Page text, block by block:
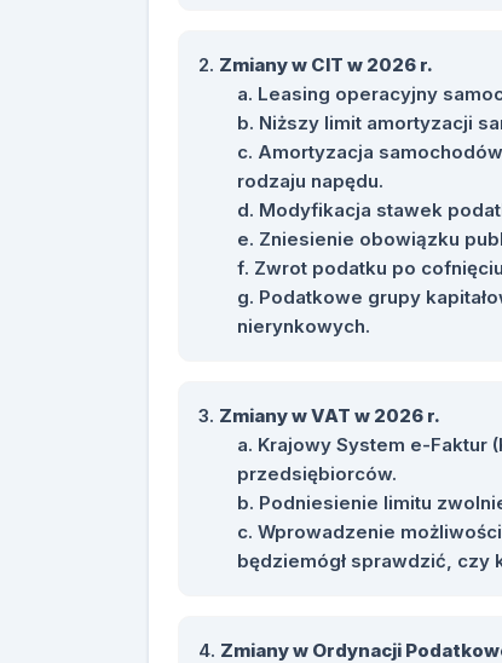
Zmiany w CIT w 2026 r.
Leasing operacyjny
Niższy limit amortyzacji
Amortyzacja
rodzaju napędu.
Modyfikacja stawek
Zniesienie obowiązku
Zwrot podatku po
Podatkowe grupy
nierynkowych.
Zmiany w VAT w 2026 r.
Krajowy System e-Faktur
przedsiębiorców.
Podniesienie limitu
Wprowadzenie
będziemógł sprawdzić, czy
Zmiany w Ordynacji